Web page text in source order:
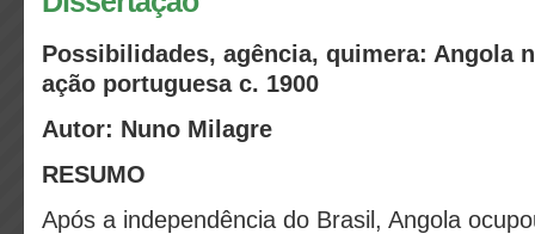
Possibilidades, agência, quimera: Angola
ação portuguesa c. 1900
Autor: Nuno Milagre
RESUMO
Após a independência do Brasil, Angola